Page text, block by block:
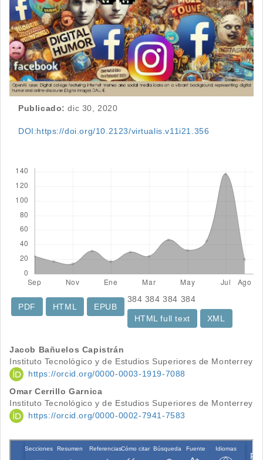
Publicado: dic 30, 2020
DOI:https://doi.org/10.2123/virtualis.v11i21.356
384
PDF
384
HTML
384
EPUB
384
HTML full text XML
Contenido
principal
del
artículo
Jacob Bañuelos Capistrán
Instituto Tecnológico y de Estudios Superiores de Monterrey
https://orcid.org/0000-0003-1919-7088
Omar Cerrillo Garnica
Instituto Tecnológico y de Estudios Superiores de Monterrey
https://orcid.org/0000-0002-7941-7583